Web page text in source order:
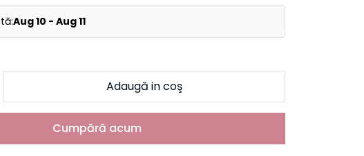
Aug 10 - Aug 11
Adaugă in coş
Cumpără acum